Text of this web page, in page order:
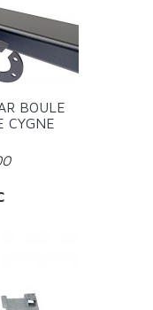
BOULE
CYGNE